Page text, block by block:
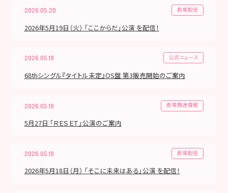
2026.05.20 劇場配信
2026年5月19日（火） 「ここからだ」公演 を配信！
2026.05.19 公式ニュース
68thシングル『タイトル未定』OS盤 第3販売開始のご案内
2026.05.19 劇場関連情報
5月27日 「ＲＥＳＥＴ」公演のご案内
2026.05.19 劇場配信
2026年5月18日（月） 「そこに未来はある」公演 を配信！